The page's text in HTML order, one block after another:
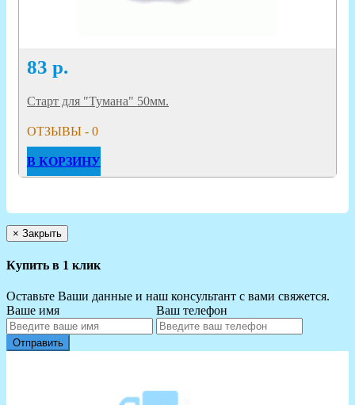
83 р.
Старт для "Тумана" 50мм.
ОТЗЫВЫ - 0
В КОРЗИНУ
× Закрыть
Купить в 1 клик
Оставьте Ваши данные и наш консультант с вами свяжется.
Ваше имя
Ваш телефон
Отправить